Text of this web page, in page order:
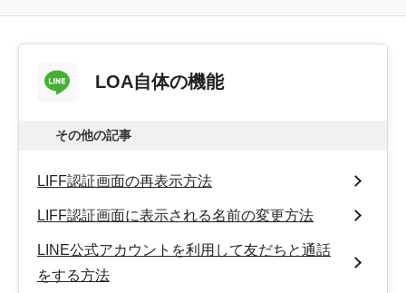
LOA自体の機能
その他の記事
LIFF認証画面の再表示方法
LIFF認証画面に表示される名前の変更方法
LINE公式アカウントを利用して友だちと通話
をする方法